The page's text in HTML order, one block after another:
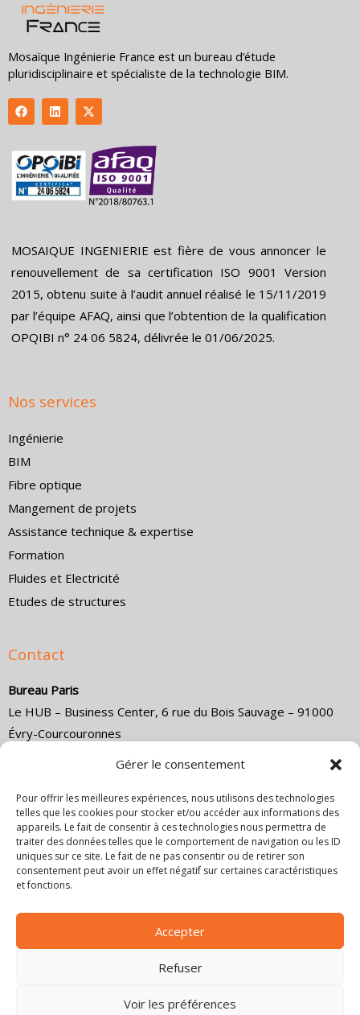
Gérer le consentement
Pour offrir les meilleures expériences, nous utilisons des technologies
telles que les cookies pour stocker et/ou accéder aux informations des
appareils. Le fait de consentir à ces technologies nous permettra de
traiter des données telles que le comportement de navigation ou les ID
uniques sur ce site. Le fait de ne pas consentir ou de retirer son
consentement peut avoir un effet négatif sur certaines caractéristiques
et fonctions.
Accepter
Refuser
Voir les préférences
Mosaïque Ingénierie France est un bureau d’étude
pluridisciplinaire et spécialiste de la technologie BIM.
F
a
c
b
o
o
k
L
i
n
e
d
i
n
X
-
t
t
t
e
r
MOSAIQUE INGENIERIE est fière de vous annoncer le
renouvellement de sa certification ISO 9001 Version
2015, obtenu suite à l’audit annuel réalisé le 15/11/2019
par l’équipe AFAQ, ainsi que l’obtention de la qualification
OPQIBI n° 24 06 5824, délivrée le 01/06/2025.
Nos services
Ingénierie
BIM
Fibre optique
Mangement de projets
Assistance technique & expertise
Formation
Fluides et Electricité
Etudes de structures
Contact
Bureau Paris
Le HUB – Business Center, 6 rue du Bois Sauvage – 91000
Évry-Courcouronnes
Email :co*****@************************ ce.com
Bureau Marseille
4 Cr Jean Ballard, 13001 Marseille, France
Direction commerciale :+33 6 18 48 02 11
Bureau Lyon
6 rue Joseph Chapelle, 69008 Lyon
************************